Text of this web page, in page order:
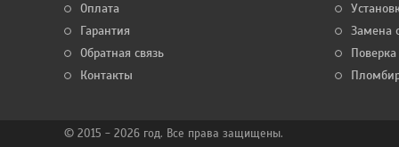
Оплата
Гарантия
Обратная связь
Контакты
Замена
© 2015 - 2026 год. Все права защищены.